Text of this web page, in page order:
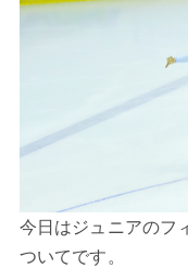
今日はジュニアのフ
ついてです。